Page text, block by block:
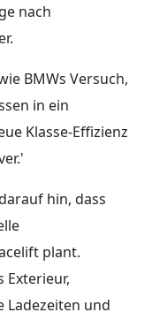
nach
BMWs Versuch,
in ein
Klasse‑Effizienz
hin, dass
plant.
Ladezeiten und